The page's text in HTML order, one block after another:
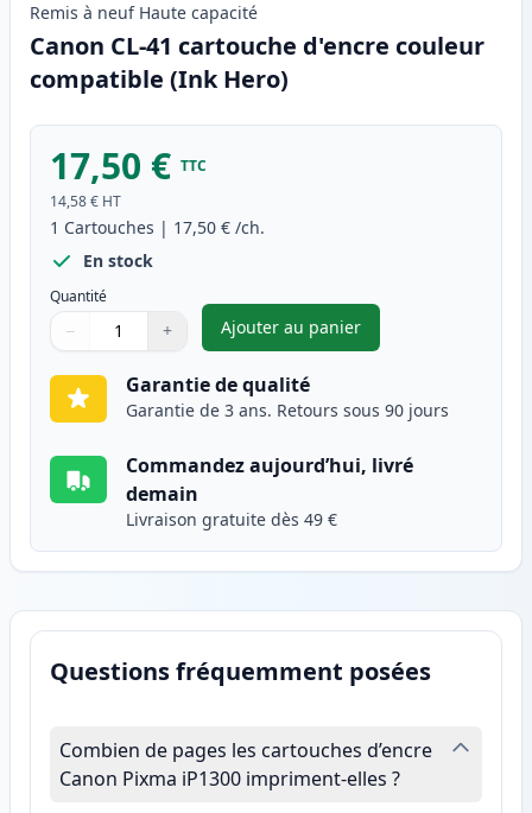
Remis à neuf Haute capacité
Canon CL-41 cartouche d'encre couleur
compatible (Ink Hero)
17,50 € TTC
14,58 € HT
1 Cartouches | 17,50 € /ch.
En stock
Quantité
Quantité
Utilisez les boutons pour ajuster
− +
Quantité
Ajouter au panier
,Canon CL-41 cartouche
Garantie de qualité
Garantie de 3 ans. Retours sous 90 jours
Commandez aujourd’hui, livré
demain
Livraison gratuite dès 49 €
Questions fréquemment posées
Combien de pages les cartouches d’encre
Canon Pixma iP1300 impriment-elles ?